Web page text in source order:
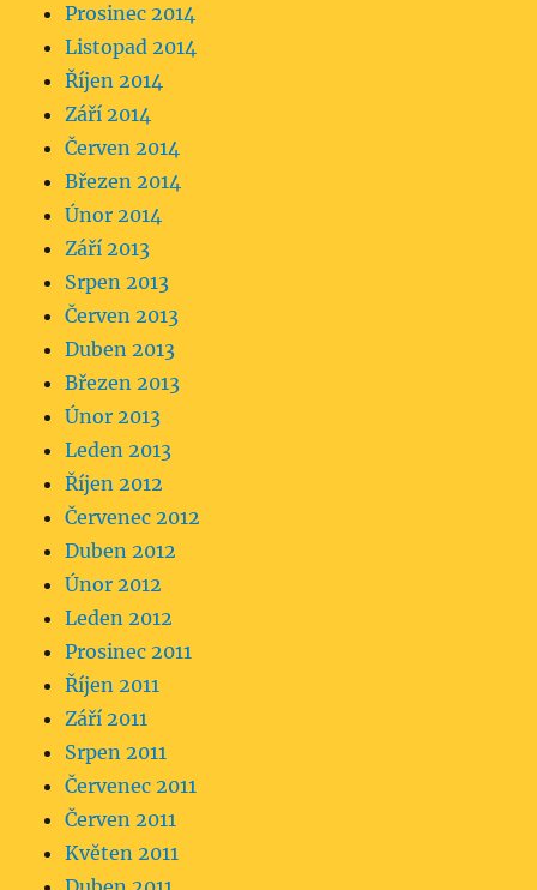
Prosinec 2014
Listopad 2014
Říjen 2014
Září 2014
Červen 2014
Březen 2014
Únor 2014
Září 2013
Srpen 2013
Červen 2013
Duben 2013
Březen 2013
Únor 2013
Leden 2013
Říjen 2012
Červenec 2012
Duben 2012
Únor 2012
Leden 2012
Prosinec 2011
Říjen 2011
Září 2011
Srpen 2011
Červenec 2011
Červen 2011
Květen 2011